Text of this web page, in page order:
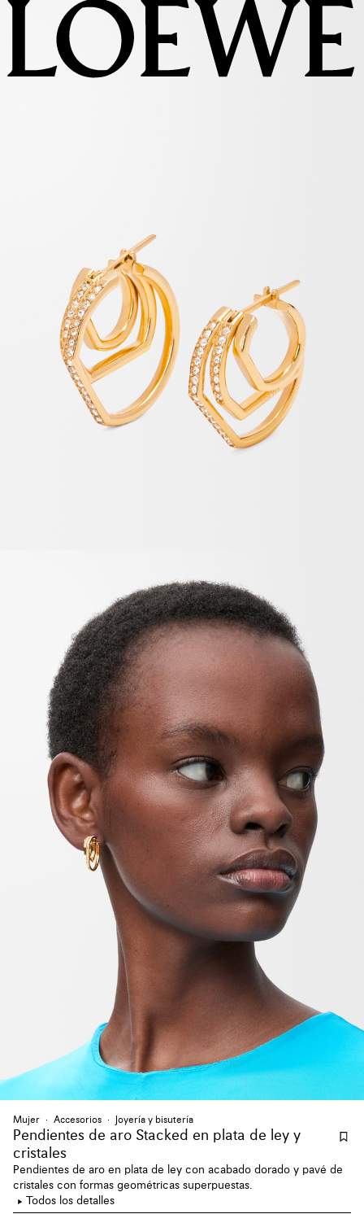
Mujer Accesorios Joyería y bisutería
Pendientes de aro Stacked en plata de ley y
cristales
Pendientes de aro en plata de ley con acabado dorado y pavé de
cristales con formas geométricas superpuestas.
Todos los detalles